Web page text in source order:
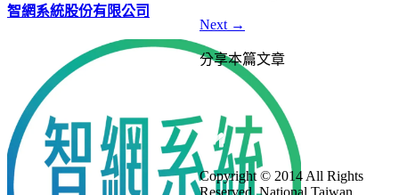
智網系統股份有限公司
Next →
分享本篇文章
Twitter
Gmail
Copyright © 2014 All Rights
Reserved. National Taiwan